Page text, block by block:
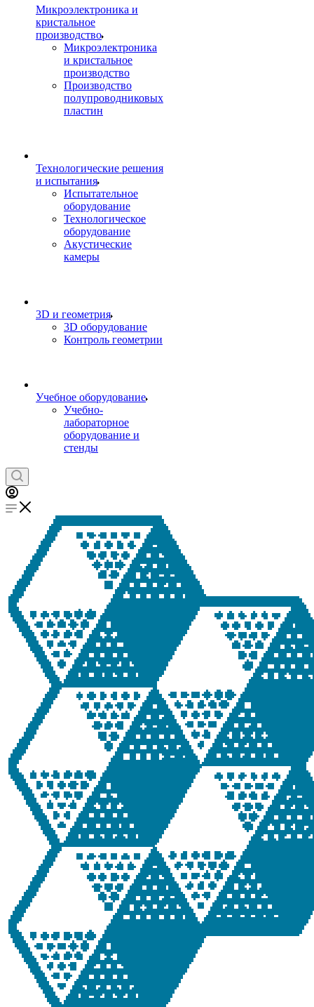
Микроэлектроника и
кристальное
производство
Микроэлектроника
и кристальное
производство
Производство
полупроводниковых
пластин
Технологические решения
и испытания
Испытательное
оборудование
Технологическое
оборудование
Акустические
камеры
3D и геометрия
3D оборудование
Контроль геометрии
Учебное оборудование
Учебно-
лабораторное
оборудование и
стенды